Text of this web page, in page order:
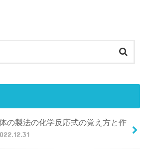
の製法の化学反応式の覚え方と作